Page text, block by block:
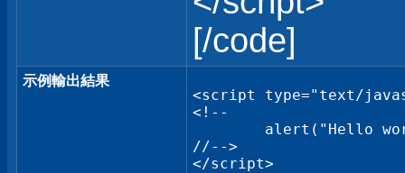
[/code]
示例輸出結果
<script type="text/
<!--
//-->
</script>